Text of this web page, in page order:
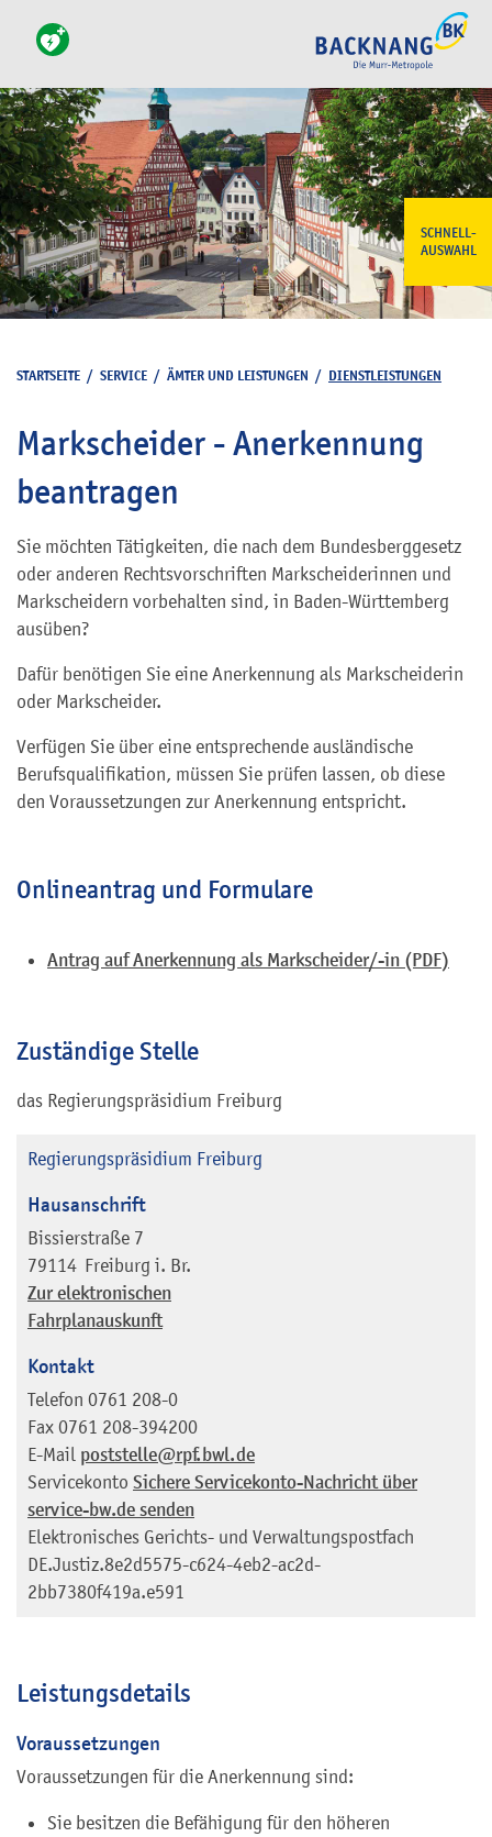
SCHNELL-
AUSWAHL
STARTSEITE / SERVICE / ÄMTER UND LEISTUNGEN / DIENSTLEISTUNGEN
Markscheider - Anerkennung
beantragen
Sie möchten Tätigkeiten, die nach dem Bundesberggesetz
oder anderen Rechtsvorschriften Markscheiderinnen und
Markscheidern vorbehalten sind, in Baden-Württemberg
ausüben?
Dafür benötigen Sie eine Anerkennung als Markscheiderin
oder Markscheider.
Verfügen Sie über eine entsprechende ausländische
Berufsqualifikation, müssen Sie prüfen lassen, ob diese
den Voraussetzungen zur Anerkennung entspricht.
Onlineantrag und Formulare
Antrag auf Anerkennung als Markscheider/-in (PDF)
Zuständige Stelle
das Regierungspräsidium Freiburg
Regierungspräsidium Freiburg
Hausanschrift
Bissierstraße 7
79114 Freiburg i. Br.
Zur elektronischen
Fahrplanauskunft
Kontakt
Telefon 0761 208-0
Fax 0761 208-394200
E-Mail poststelle@rpf.bwl.de
Servicekonto Sichere Servicekonto-Nachricht über
service-bw.de senden
Elektronisches Gerichts- und Verwaltungspostfach
DE.Justiz.8e2d5575-c624-4eb2-ac2d-
2bb7380f419a.e591
Leistungsdetails
Voraussetzungen
Voraussetzungen für die Anerkennung sind:
Sie besitzen die Befähigung für den höheren